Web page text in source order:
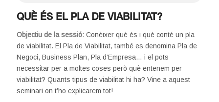
QUÈ ÉS EL PLA DE VIABILITAT?
Objectiu de la sessió: Conèixer què és i què conté un pla
de viabilitat. El Pla de Viabilitat, també es denomina Pla de
Negoci, Business Plan, Pla d’Empresa… i el pots
necessitar per a moltes coses però què entenem per
viabilitat? Quants tipus de viabilitat hi ha? Vine a aquest
seminari on t’ho explicarem tot!